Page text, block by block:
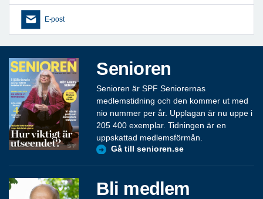
E-post
Senioren
Senioren är SPF Seniorernas
medlemstidning och den kommer ut med
nio nummer per år. Upplagan är nu uppe i
205 400 exemplar. Tidningen är en
uppskattad medlemsförmån.
Gå till senioren.se
Bli medlem